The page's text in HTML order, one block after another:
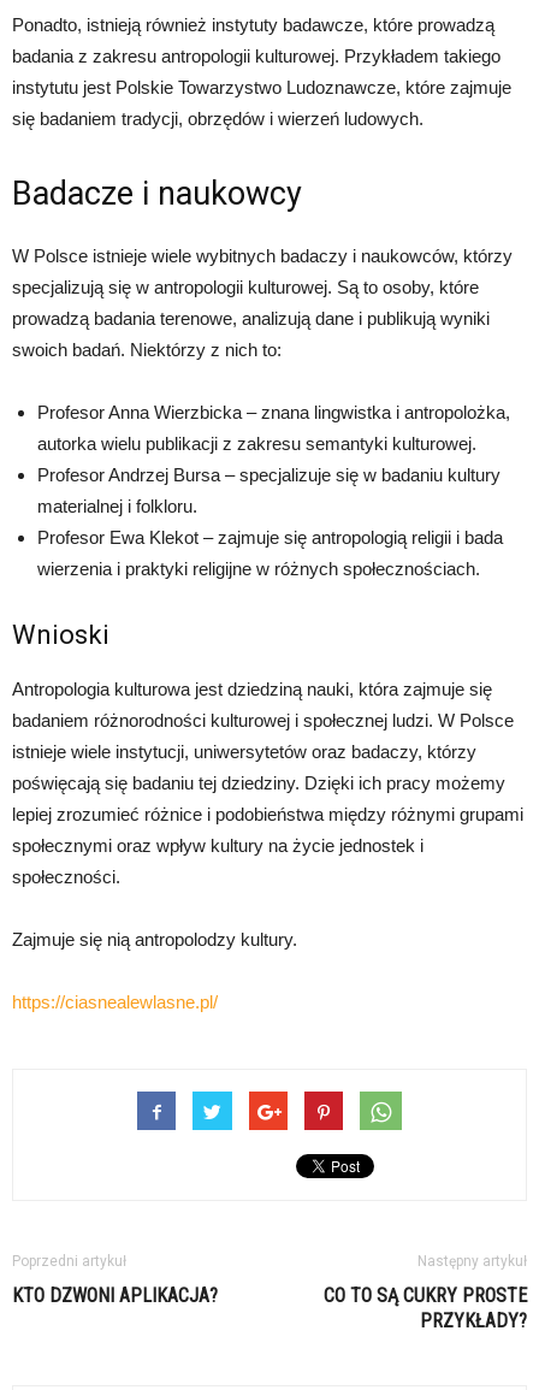
Ponadto, istnieją również instytuty badawcze, które prowadzą
badania z zakresu antropologii kulturowej. Przykładem takiego
instytutu jest Polskie Towarzystwo Ludoznawcze, które zajmuje
się badaniem tradycji, obrzędów i wierzeń ludowych.
Badacze i naukowcy
W Polsce istnieje wiele wybitnych badaczy i naukowców, którzy
specjalizują się w antropologii kulturowej. Są to osoby, które
prowadzą badania terenowe, analizują dane i publikują wyniki
swoich badań. Niektórzy z nich to:
Profesor Anna Wierzbicka – znana lingwistka i antropolożka,
autorka wielu publikacji z zakresu semantyki kulturowej.
Profesor Andrzej Bursa – specjalizuje się w badaniu kultury
materialnej i folkloru.
Profesor Ewa Klekot – zajmuje się antropologią religii i bada
wierzenia i praktyki religijne w różnych społecznościach.
Wnioski
Antropologia kulturowa jest dziedziną nauki, która zajmuje się
badaniem różnorodności kulturowej i społecznej ludzi. W Polsce
istnieje wiele instytucji, uniwersytetów oraz badaczy, którzy
poświęcają się badaniu tej dziedziny. Dzięki ich pracy możemy
lepiej zrozumieć różnice i podobieństwa między różnymi grupami
społecznymi oraz wpływ kultury na życie jednostek i
społeczności.
Zajmuje się nią antropolodzy kultury.
https://ciasnealewlasne.pl/
Poprzedni artykuł
KTO DZWONI APLIKACJA?
Następny artykuł
CO TO SĄ CUKRY PROSTE
PRZYKŁADY?